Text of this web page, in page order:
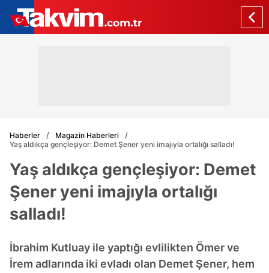
Haberler
Magazin Haberleri
Yaş aldıkça gençleşiyor: Demet Şener yeni imajıyla ortalığı salladı!
Yaş aldıkça gençleşiyor: Demet
Şener yeni imajıyla ortalığı
salladı!
İbrahim Kutluay ile yaptığı evlilikten Ömer ve
İrem adlarında iki evladı olan Demet Şener, hem